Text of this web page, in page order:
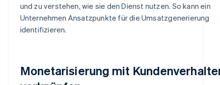
und zu verstehen, wie sie den Dienst nutzen. So kann ein
Unternehmen Ansatzpunkte für die Umsatzgenerierung
identifizieren.
Monetarisierung mit